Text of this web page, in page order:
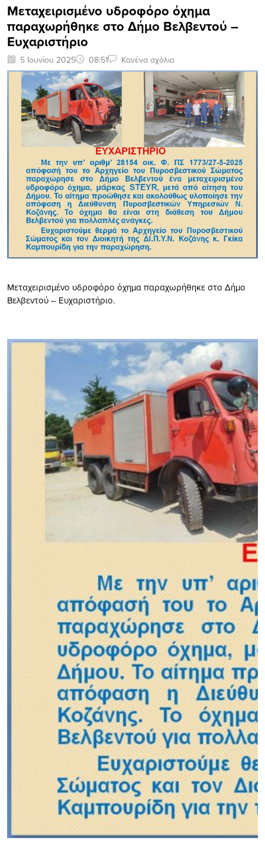
Μεταχειρισμένο υδροφόρο όχημα
παραχωρήθηκε στο Δήμο Βελβεντού –
Ευχαριστήριο
5 Ιουνίου 2025 08:51 Κανένα σχόλιο
Μεταχειρισμένο υδροφόρο όχημα παραχωρήθηκε στο Δήμο
Βελβεντού – Ευχαριστήριο.